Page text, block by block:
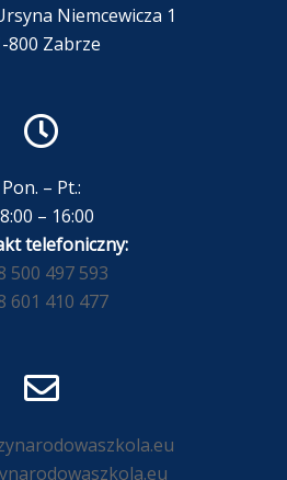
Niemcewicza 1
800 Zabrze
Pon. – Pt.:
– 16:00
telefoniczny:
500 497 593
601 410 477